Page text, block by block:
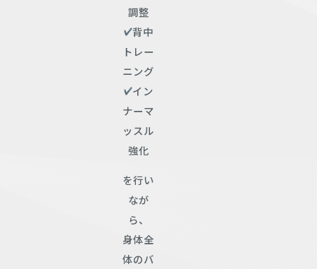
調整
背中
トレー
ニング
イン
ナーマ
ッスル
強化
を行い
なが
ら、
身体全
体のバ